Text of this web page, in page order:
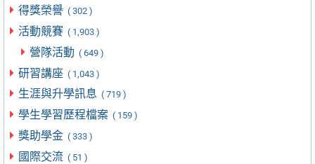
得獎榮譽 ( 302 )
活動競賽 ( 1,903 )
營隊活動 ( 649 )
研習講座 ( 1,043 )
生涯與升學訊息 ( 719 )
學生學習歷程檔案 ( 159 )
獎助學金 ( 333 )
國際交流 ( 51 )